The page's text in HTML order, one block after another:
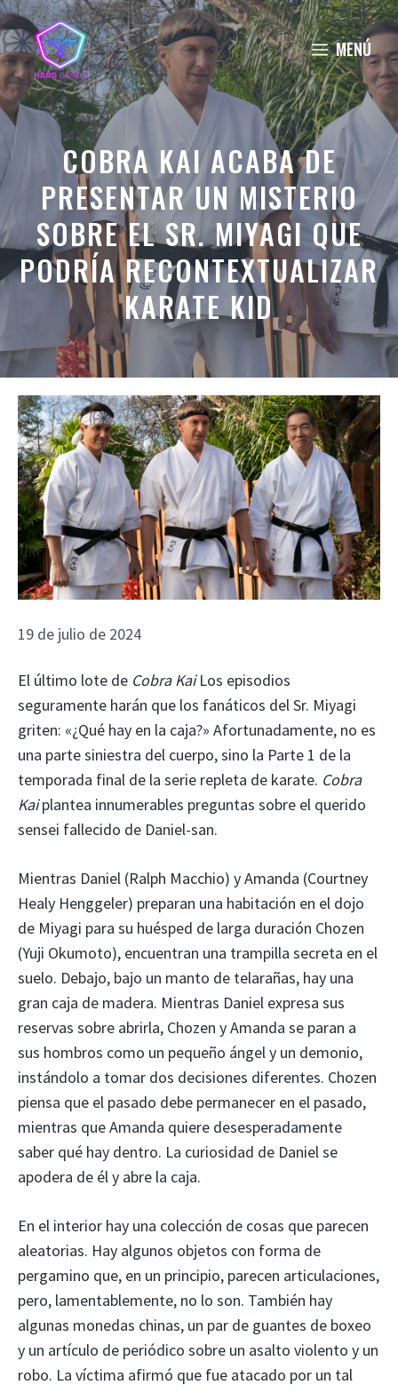
Saltar
al
contenido
MENÚ
COBRA KAI ACABA DE
PRESENTAR UN MISTERIO
SOBRE EL SR. MIYAGI QUE
PODRÍA RECONTEXTUALIZAR
KARATE KID
19 de julio de 2024
El último lote de Cobra KaiLos episodios
seguramente harán que los fanáticos del Sr. Miyagi
griten: «¿Qué hay en la caja?» Afortunadamente, no es
una parte siniestra del cuerpo, sino la Parte 1 de la
temporada final de la serie repleta de karate. Cobra
Kaiplantea innumerables preguntas sobre el querido
sensei fallecido de Daniel-san.
Mientras Daniel (Ralph Macchio) y Amanda (Courtney
Healy Henggeler) preparan una habitación en el dojo
de Miyagi para su huésped de larga duración Chozen
(Yuji Okumoto), encuentran una trampilla secreta en el
suelo. Debajo, bajo un manto de telarañas, hay una
gran caja de madera. Mientras Daniel expresa sus
reservas sobre abrirla, Chozen y Amanda se paran a
sus hombros como un pequeño ángel y un demonio,
instándolo a tomar dos decisiones diferentes. Chozen
piensa que el pasado debe permanecer en el pasado,
mientras que Amanda quiere desesperadamente
saber qué hay dentro. La curiosidad de Daniel se
apodera de él y abre la caja.
En el interior hay una colección de cosas que parecen
aleatorias. Hay algunos objetos con forma de
pergamino que, en un principio, parecen articulaciones,
pero, lamentablemente, no lo son. También hay
algunas monedas chinas, un par de guantes de boxeo
y un artículo de periódico sobre un asalto violento y un
robo. La víctima afirmó que fue atacado por un tal